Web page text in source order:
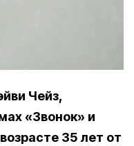
Чейз,
«Звонок» и
35 лет от